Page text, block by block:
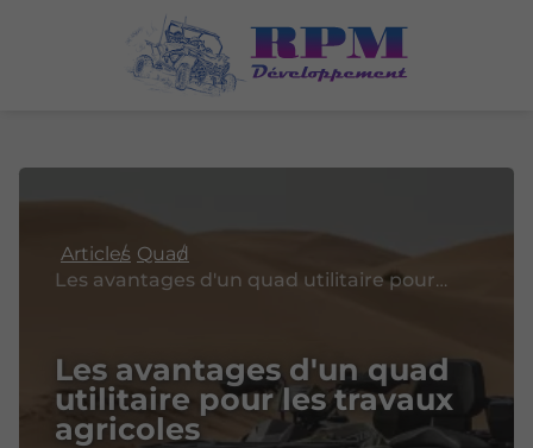
Articles Quad
Les avantages d'un quad utilitaire pour les travaux agricoles
Les avantages d'un quad
utilitaire pour les travaux
agricoles